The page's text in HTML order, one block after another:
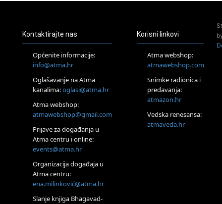
Tečaj Višeg Vodstva, razvijanja intuicije i Akaša zapisa
26.08.
Postanite Nositelj Vibracije Nove Zemlje
Visoko
Alemka Dauskardt – Jednodnevna radionica sistemskih
Zagreb
HOD PO ŽERAVICI – Seminar koji mijenja tijelo, duh i um
SoulFest – Festival glazbe, mudrosti i zajedništva
Radoboj
Noćna šumska kupka
Zagreb
Kontaktirajte nas
Općenite informacije:
info@atma.hr
Oglašavanje na Atma
kanalima:oglasi@atma.hr
Atma webshop:
atmawebshop@gmail.com
Prijave za događanja u
Atma centru i online:
events@atma.hr
Organizacija događaja u
Atma centru:
ena.milinković@atma.hr
Slanje knjiga Bhagavad-
Korisni linkovi
Atma webshop:
atmawebshop.com
Snimke radionica i
predavanja:
atmazon.hr
Vedska renesansa:
atmaveda.hr